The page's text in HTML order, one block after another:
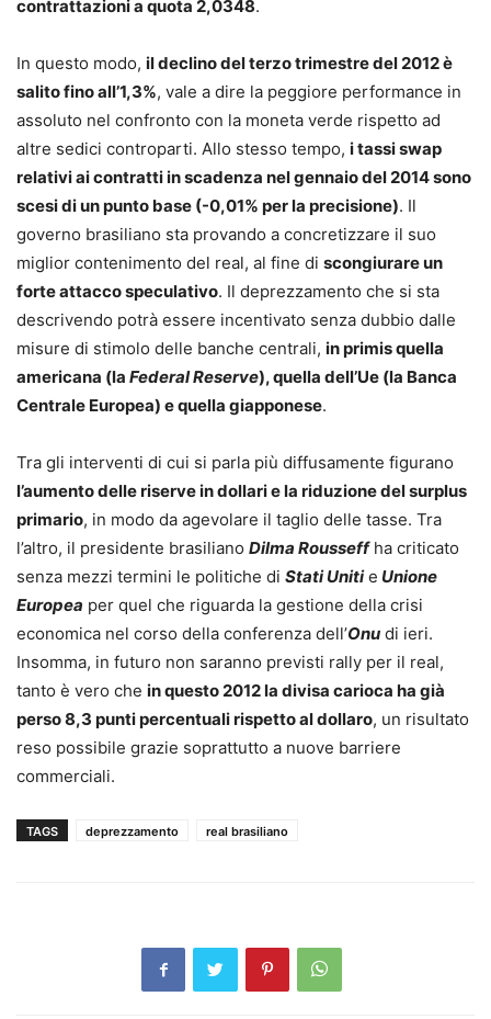
contrattazioni a quota 2,0348.
In questo modo, il declino del terzo trimestre del 2012 è
salito fino all’1,3%, vale a dire la peggiore performance in
assoluto nel confronto con la moneta verde rispetto ad
altre sedici controparti. Allo stesso tempo, i tassi swap
relativi ai contratti in scadenza nel gennaio del 2014 sono
scesi di un punto base (-0,01% per la precisione). Il
governo brasiliano sta provando a concretizzare il suo
miglior contenimento del real, al fine di scongiurare un
forte attacco speculativo. Il deprezzamento che si sta
descrivendo potrà essere incentivato senza dubbio dalle
misure di stimolo delle banche centrali, in primis quella
americana (la Federal Reserve), quella dell’Ue (la Banca
Centrale Europea) e quella giapponese.
Tra gli interventi di cui si parla più diffusamente figurano
l’aumento delle riserve in dollari e la riduzione del surplus
primario, in modo da agevolare il taglio delle tasse. Tra
l’altro, il presidente brasiliano Dilma Rousseff ha criticato
senza mezzi termini le politiche di Stati Uniti e Unione
Europea per quel che riguarda la gestione della crisi
economica nel corso della conferenza dell’Onu di ieri.
Insomma, in futuro non saranno previsti rally per il real,
tanto è vero che in questo 2012 la divisa carioca ha già
perso 8,3 punti percentuali rispetto al dollaro, un risultato
reso possibile grazie soprattutto a nuove barriere
commerciali.
TAGS deprezzamento real brasiliano